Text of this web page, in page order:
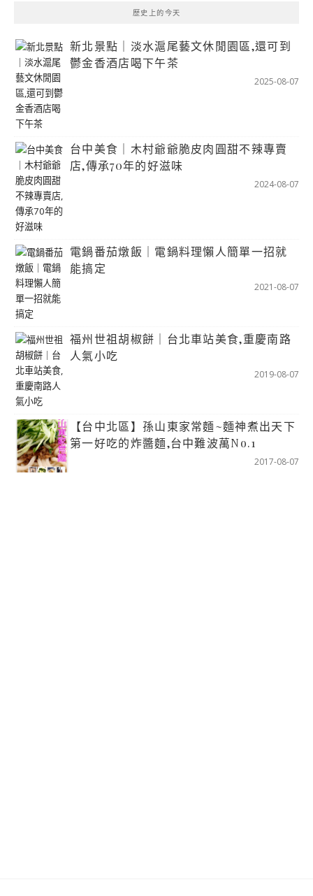
歷史上的今天
新北景點｜淡水滬尾藝文休閒園區,還可到
鬱金香酒店喝下午茶
2025-08-07
台中美食｜木村爺爺脆皮肉圓甜不辣專賣
店,傳承70年的好滋味
2024-08-07
電鍋番茄燉飯｜電鍋料理懶人簡單一招就
能搞定
2021-08-07
福州世祖胡椒餅｜台北車站美食,重慶南路
人氣小吃
2019-08-07
【台中北區】孫山東家常麵~麵神煮出天下
第一好吃的炸醬麵,台中難波萬No.1
2017-08-07